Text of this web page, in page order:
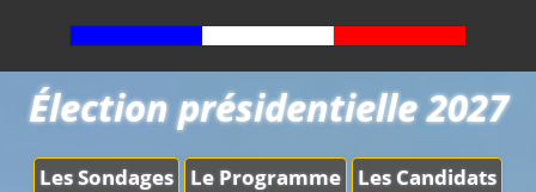
Les Sondages Le Programme
Les Candidats
Élection présidentielle 2027